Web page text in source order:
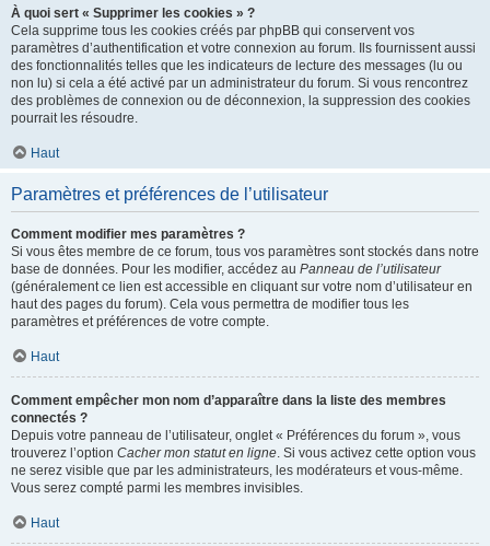
À quoi sert « Supprimer les cookies » ?
Cela supprime tous les cookies créés par phpBB qui conservent vos
paramètres d’authentification et votre connexion au forum. Ils fournissent aussi
des fonctionnalités telles que les indicateurs de lecture des messages (lu ou
non lu) si cela a été activé par un administrateur du forum. Si vous rencontrez
des problèmes de connexion ou de déconnexion, la suppression des cookies
pourrait les résoudre.
Haut
Paramètres et préférences de l’utilisateur
Comment modifier mes paramètres ?
Si vous êtes membre de ce forum, tous vos paramètres sont stockés dans notre
base de données. Pour les modifier, accédez au Panneau de l’utilisateur
(généralement ce lien est accessible en cliquant sur votre nom d’utilisateur en
haut des pages du forum). Cela vous permettra de modifier tous les
paramètres et préférences de votre compte.
Haut
Comment empêcher mon nom d’apparaître dans la liste des membres
connectés ?
Depuis votre panneau de l’utilisateur, onglet « Préférences du forum », vous
trouverez l’option Cacher mon statut en ligne. Si vous activez cette option vous
ne serez visible que par les administrateurs, les modérateurs et vous-même.
Vous serez compté parmi les membres invisibles.
Haut